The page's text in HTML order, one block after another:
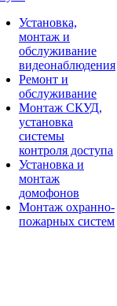
Установка,
монтаж и
обслуживание
видеонаблюдения
Ремонт и
обслуживание
Монтаж СКУД,
установка
системы
контроля доступа
Установка и
монтаж
домофонов
Монтаж охранно-
пожарных систем